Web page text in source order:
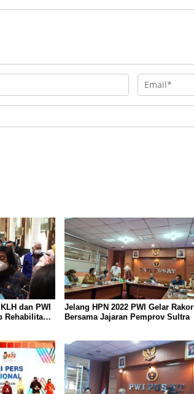
dan PWI
Rehabilitasi
Jelang HPN 2022 PWI Gelar Rakor
Bersama Jajaran Pemprov Sultra